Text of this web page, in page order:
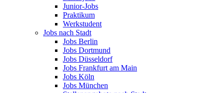
Junior-Jobs
Praktikum
Werkstudent
Jobs nach Stadt
Jobs Berlin
Jobs Dortmund
Jobs Düsseldorf
Jobs Frankfurt am Main
Jobs Köln
Jobs München